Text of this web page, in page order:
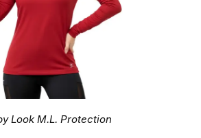
Look M.L. Protection